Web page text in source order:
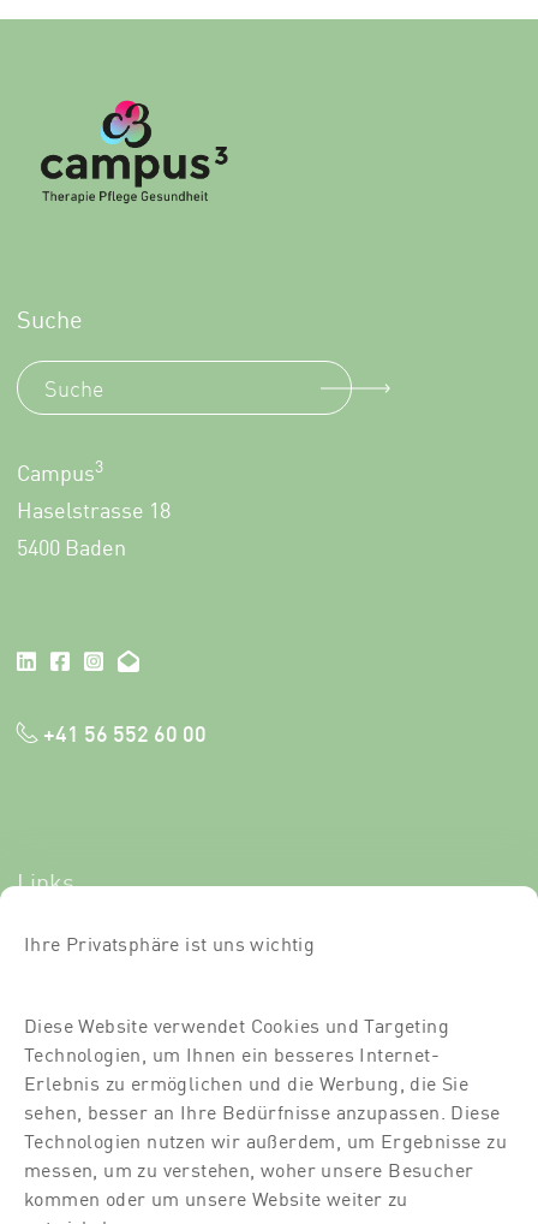
Ihre Privatsphäre ist uns wichtig
Diese Website verwendet Cookies und Targeting
Technologien, um Ihnen ein besseres Internet-
Erlebnis zu ermöglichen und die Werbung, die Sie
sehen, besser an Ihre Bedürfnisse anzupassen. Diese
Technologien nutzen wir außerdem, um Ergebnisse zu
messen, um zu verstehen, woher unsere Besucher
kommen oder um unsere Website weiter zu
Suche
Campus3
Haselstrasse 18
5400 Baden
+41 56 552 60 00
Links
Newsletter-Anmeldung
Über uns
Für Dich
Für Partner
Kontakt